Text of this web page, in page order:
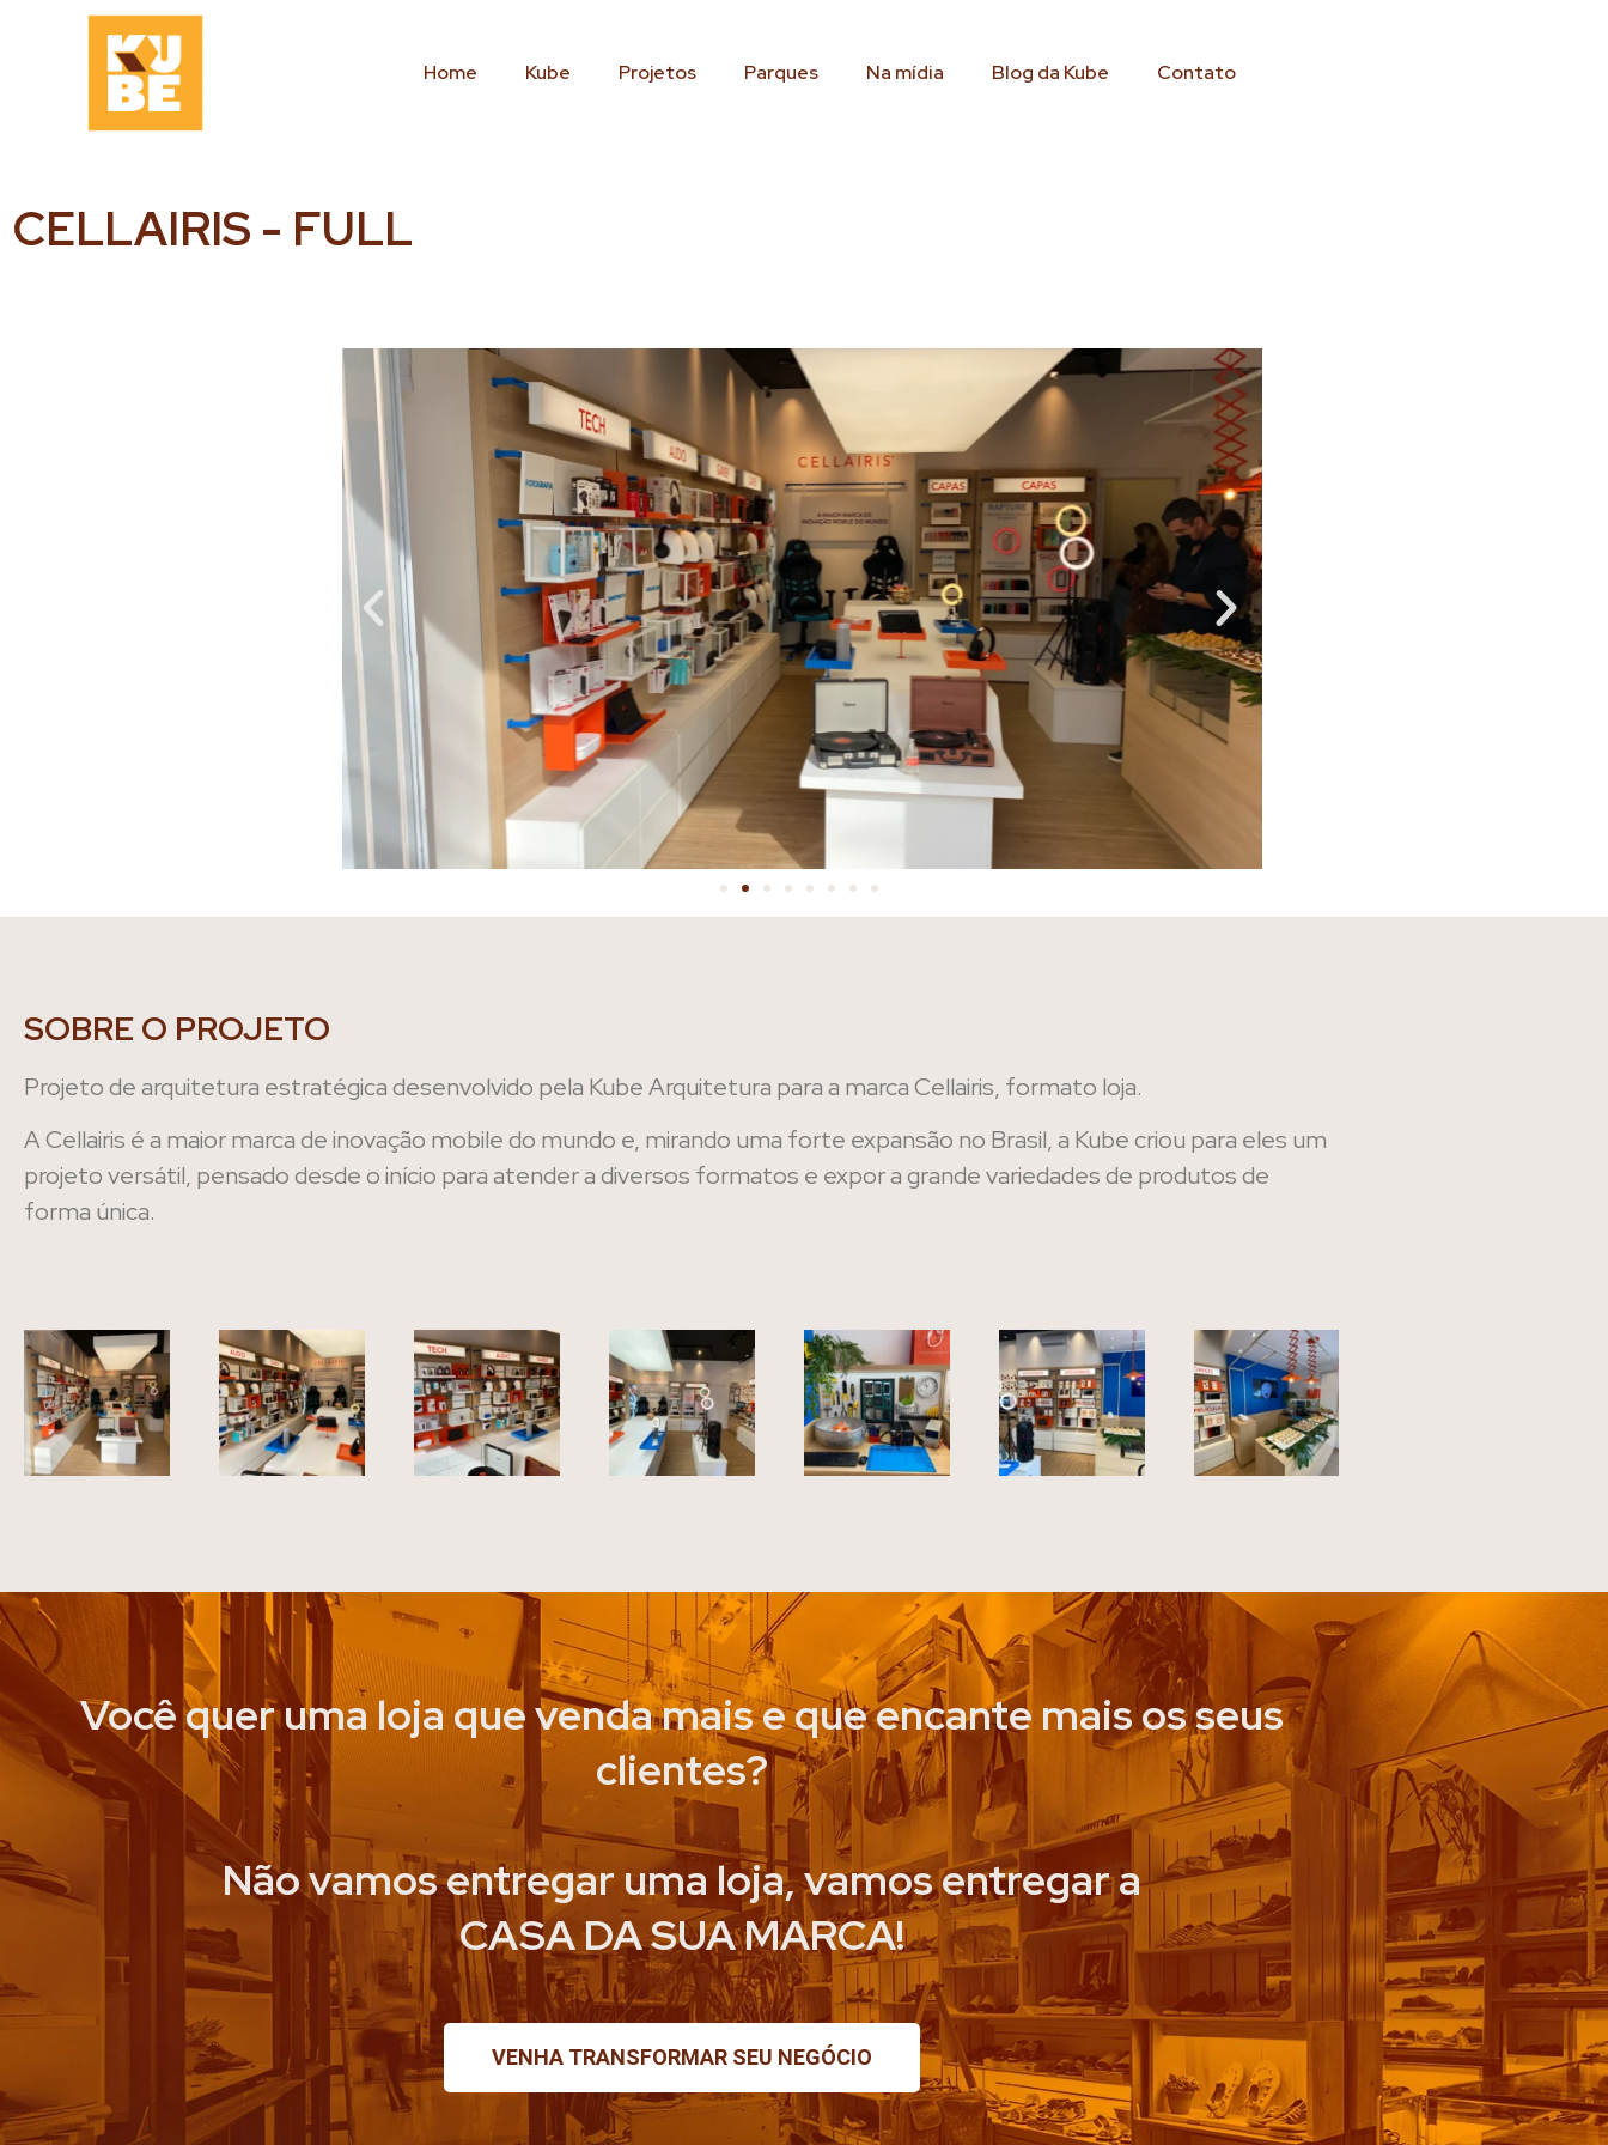
Home Kube Projetos Parques Na mídia Blog da Kube Contato
CELLAIRIS - FULL
SOBRE O PROJETO
Projeto de arquitetura estratégica desenvolvido pela Kube Arquitetura para a marca Cellairis, formato loja.
A Cellairis é a maior marca de inovação mobile do mundo e, mirando uma forte expansão no Brasil, a Kube criou para eles um
projeto versátil, pensado desde o início para atender a diversos formatos e expor a grande variedades de produtos de
forma única.
Você quer uma loja que venda mais e que encante mais os seus
clientes?
Não vamos entregar uma loja, vamos entregar a
CASA DA SUA MARCA!
VENHA TRANSFORMAR SEU NEGÓCIO